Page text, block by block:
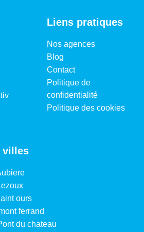
Liens pratiques
Nos agences
Blog
Contact
Politique de
confidentialité
Politique des cookies
villes
ours
ferrand
du chateau